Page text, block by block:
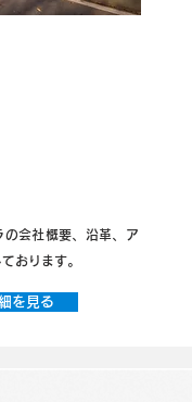
の会社概要、沿革、ア
おります。
を見る